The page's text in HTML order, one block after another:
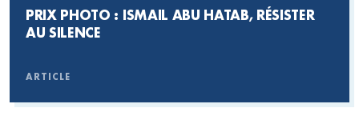
PRIX PHOTO : ISMAIL ABU HATAB, RÉSISTER
AU SILENCE
ARTICLE